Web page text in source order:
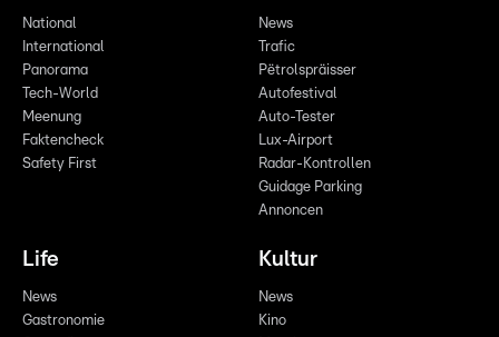
National
International
Panorama
Tech-World
Meenung
Faktencheck
Safety First
News
Trafic
Pëtrolspräisser
Autofestival
Auto-Tester
Lux-Airport
Radar-Kontrollen
Guidage Parking
Annoncen
Life
News
Gastronomie
Kultur
News
Kino